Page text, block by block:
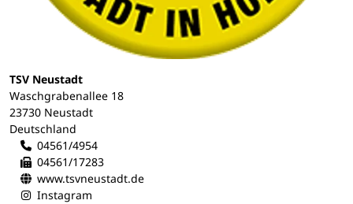
TSV Neustadt
Waschgrabenallee 18
23730 Neustadt
Deutschland
04561/4954
04561/17283
www.tsvneustadt.de
Instagram